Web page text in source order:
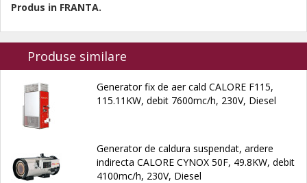
Produs in FRANTA.
Produse similare
Generator fix de aer cald CALORE F115,
115.11KW, debit 7600mc/h, 230V, Diesel
Generator de caldura suspendat, ardere
indirecta CALORE CYNOX 50F, 49.8KW, debit
4100mc/h, 230V, Diesel